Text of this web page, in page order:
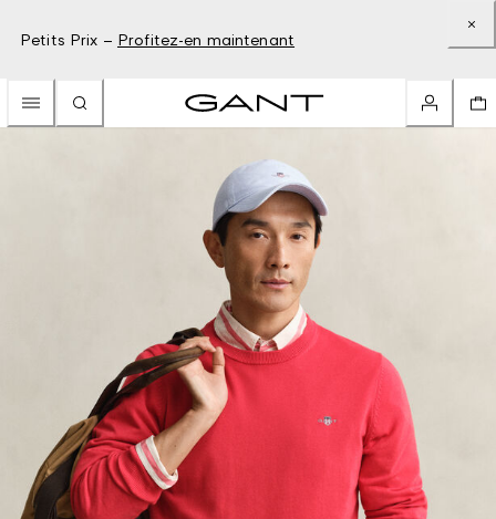
Petits Prix – Profitez-en maintenant